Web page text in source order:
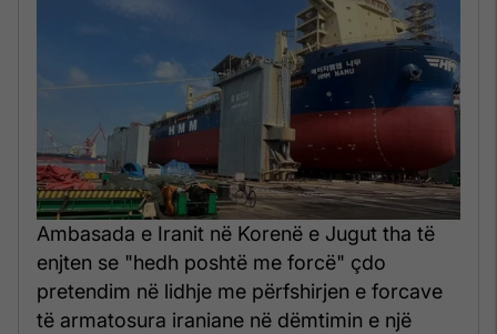
Ambasada e Iranit në Korenë e Jugut tha të
enjten se "hedh poshtë me forcë" çdo
pretendim në lidhje me përfshirjen e forcave
të armatosura iraniane në dëmtimin e një